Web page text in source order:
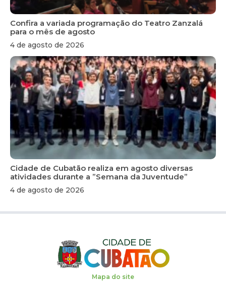
Confira a variada programação do Teatro Zanzalá
para o mês de agosto
4 de agosto de 2026
Cidade de Cubatão realiza em agosto diversas
atividades durante a ”Semana da Juventude”
4 de agosto de 2026
Mapa do site